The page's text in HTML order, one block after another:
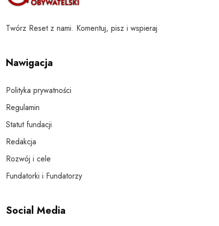
Twórz Reset z nami. Komentuj, pisz i wspieraj
Nawigacja
Polityka prywatności
Regulamin
Statut fundacji
Redakcja
Rozwój i cele
Fundatorki i Fundatorzy
Social Media